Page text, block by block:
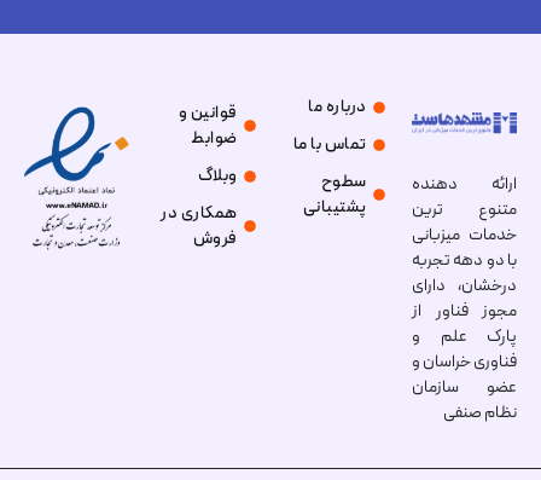
ارائه دهنده
متنوع ترین
خدمات میزبانی
با دو دهه تجربه
درخشان، دارای
مجوز فناور از
پارک علم و
فناوری خراسان و
عضو سازمان
نظام صنفی
درباره ما
تماس با ما
سطوح
پشتیبانی
قوانین و
ضوابط
وبلاگ
همکاری در
فروش